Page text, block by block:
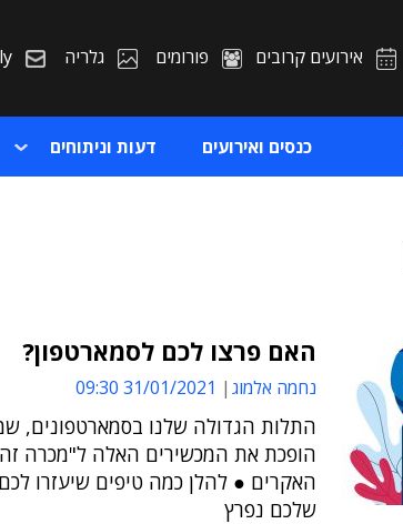
אירועים קרובים פורומים גלריה
כנסים ואירועים דעות וניתוחים
האם פרצו לכם לסמארטפון?
נחמה אלמוג 31/01/2021 09:30
התלות הגדולה שלנו בסמארטפונים,
הופכת את המכשירים האלה ל"מכרה
האקרים ● להלן כמה טיפים שיעזרו
שלכם נפרץ